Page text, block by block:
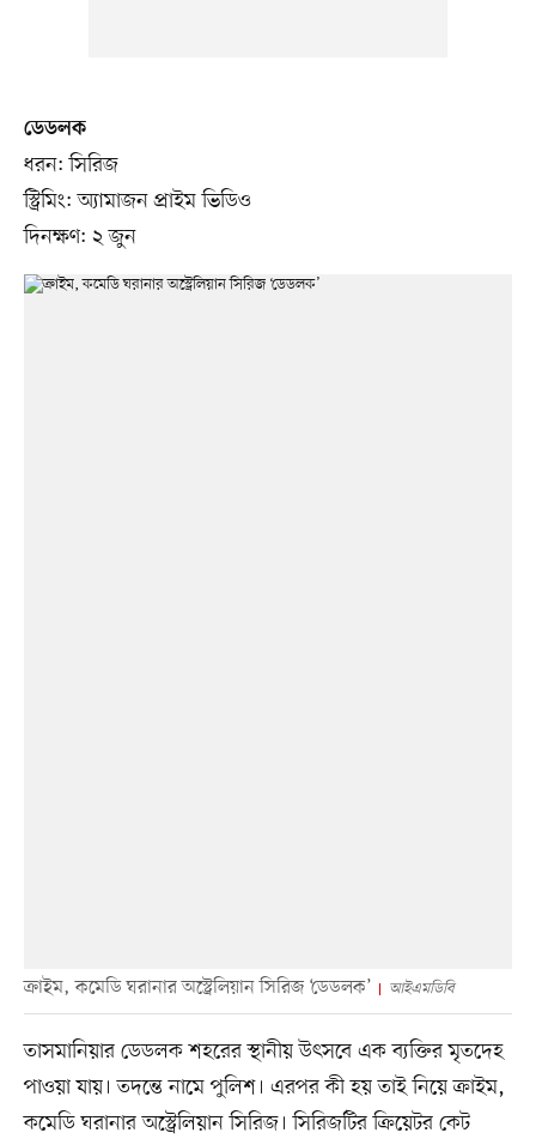
ডেডলক
ধরন: সিরিজ
স্ট্রিমিং: অ্যামাজন প্রাইম ভিডিও
দিনক্ষণ: ২ জুন
ক্রাইম, কমেডি ঘরানার অস্ট্রেলিয়ান সিরিজ ‘ডেডলক’ আইএমডিবি
তাসমানিয়ার ডেডলক শহরের স্থানীয় উৎসবে এক ব্যক্তির মৃতদেহ
পাওয়া যায়। তদন্তে নামে পুলিশ। এরপর কী হয় তাই নিয়ে ক্রাইম,
কমেডি ঘরানার অস্ট্রেলিয়ান সিরিজ। সিরিজটির ক্রিয়েটর কেট